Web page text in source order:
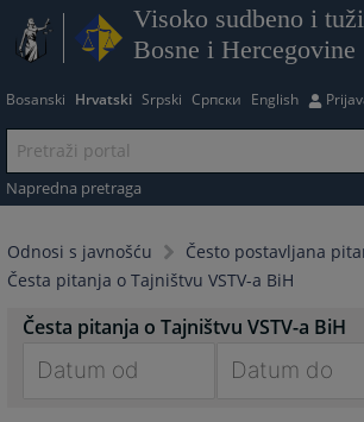
Visoko sudbeno i
Bosne i Hercegovine
Bosanski Hrvatski Srpski Српски English
Napredna pretraga
Odnosi s javnošću
Često postavljana
Česta pitanja o Tajništvu VSTV-a BiH
Česta pitanja o Tajništvu VSTV-a BiH